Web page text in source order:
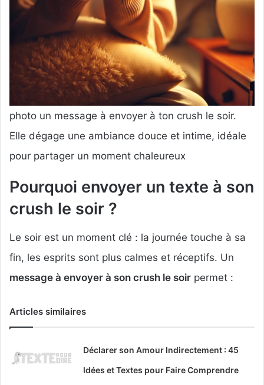
photo un message à envoyer à ton crush le soir.
Elle dégage une ambiance douce et intime, idéale
pour partager un moment chaleureux
Pourquoi envoyer un texte à son
crush le soir ?
Le soir est un moment clé : la journée touche à sa
fin, les esprits sont plus calmes et réceptifs. Un
message à envoyer à son crush le soir permet :
Articles similaires
Déclarer son Amour Indirectement : 45
Idées et Textes pour Faire Comprendre